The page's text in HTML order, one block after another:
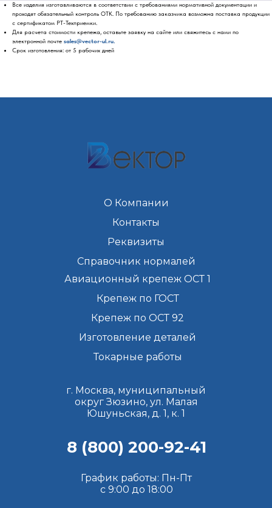
Все изделия изготавливаются в соответствии с требованиями нормативной документации и
проходят обязательный контроль ОТК. По требованию заказчика возможна поставка продукции
с сертификатом РТ-Техприемки.
Для расчета стоимости крепежа, оставьте заявку на сайте или свяжитесь с нами по
электронной почте sales@vector-ul.ru.
Срок изготовления: от 5 рабочих дней
График работы: Пн-Пт
с 9:00 до 18:00
г. Москва, муниципальный
округ Зюзино, ул. Малая
Юшуньская, д. 1, к. 1
О Компании
Контакты
Реквизиты
Справочник нормалей
Авиационный крепеж ОСТ 1
Крепеж по ГОСТ
Крепеж по ОСТ 92
Изготовление деталей
Токарные работы
8 (800) 200-92-41